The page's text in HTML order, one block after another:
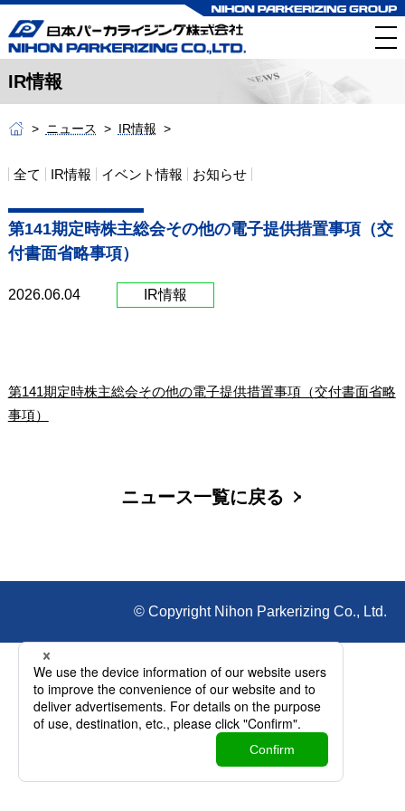
IR情報
ニュース IR情報
全て IR情報 イベント情報 お知らせ
第141期定時株主総会その他の電子提供措置事項（交
付書面省略事項）
2026.06.04 IR情報
第141期定時株主総会その他の電子提供措置事項（交付書面省略
事項）
ニュース一覧に戻る
© Copyright Nihon Parkerizing Co., Ltd.